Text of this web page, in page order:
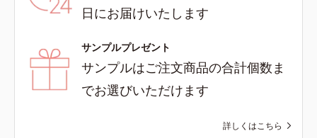
日にお届けいたします
サンプルプレゼント
サンプルはご注文商品の合計個数ま
でお選びいただけます
詳しくはこちら